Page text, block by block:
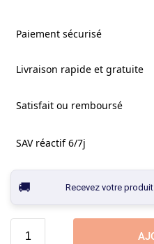
Paiement sécurisé
Livraison rapide et gratuite
Satisfait ou remboursé
SAV réactif 6/7j
Recevez votre